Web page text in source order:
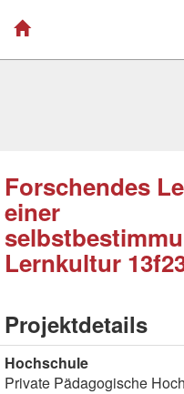
Forschendes
einer
Lernkultur
Projektdetails
Hochschule
Private Pädagogische